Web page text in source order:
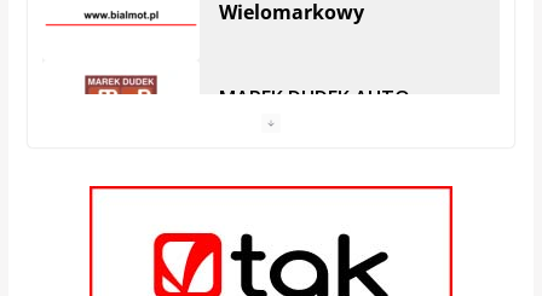
SERWIS | Hryniewicze
Serwis SKODA